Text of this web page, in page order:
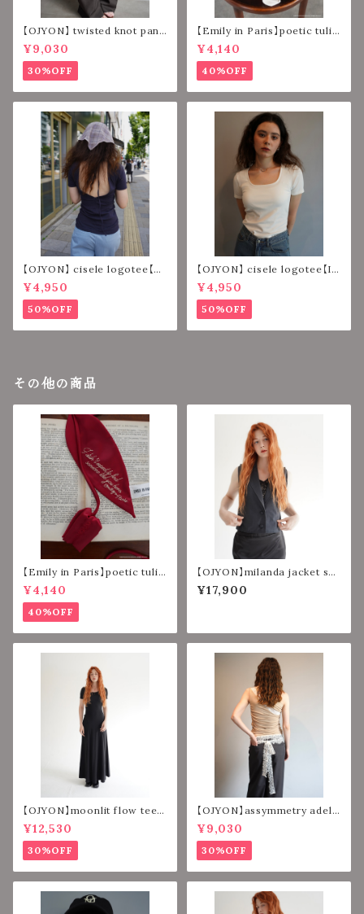
【OJYON】 twisted knot pant
s 【DARK BROWN】
¥9,030
30%OFF
【Emily in Paris】poetic tulip
strap 【IVORY】
¥4,140
40%OFF
【OJYON】 cisele logotee【N
AVY】
¥4,950
50%OFF
【OJYON】 cisele logotee【IV
ORY】
¥4,950
50%OFF
その他の商品
【Emily in Paris】poetic tulip
strap 【RED】
¥4,140
40%OFF
【OJYON】milanda jacket set
【BLACK】
¥17,900
【OJYON】moonlit flow tee d
ress 【VELOUR BLACK】
¥12,530
30%OFF
【OJYON】assymmetry adell
a top 【BEIGE】
¥9,030
30%OFF